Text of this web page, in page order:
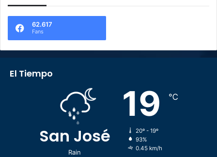
62.617
Fans
El Tiempo
San José
Rain
19 ℃
20º - 19º
93%
0.45 km/h